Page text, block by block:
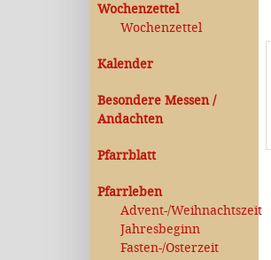
Wochenzettel
Wochenzettel
Kalender
Besondere Messen /
Andachten
Pfarrblatt
Pfarrleben
Advent-/Weihnachtszeit
Jahresbeginn
Fasten-/Osterzeit